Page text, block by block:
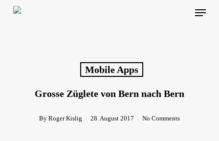
Skip
Menu
Mobile Apps
Grosse Züglete von Bern nach Bern
By Roger Kislig 28. August 2017 No Comments